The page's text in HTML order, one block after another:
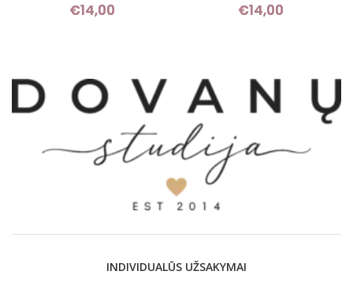
€14,00 €14,00
INDIVIDUALŪS UŽSAKYMAI